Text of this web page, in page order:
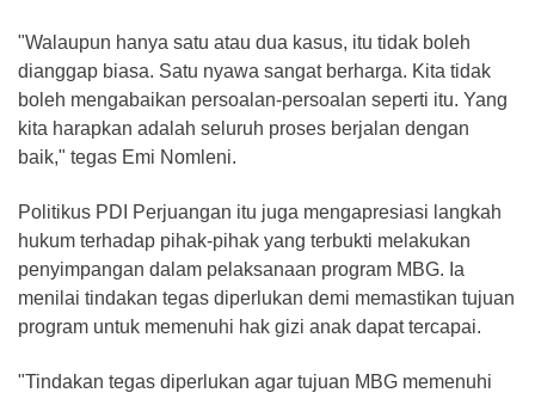
"Walaupun hanya satu atau dua kasus, itu tidak boleh
dianggap biasa. Satu nyawa sangat berharga. Kita tidak
boleh mengabaikan persoalan-persoalan seperti itu. Yang
kita harapkan adalah seluruh proses berjalan dengan
baik," tegas Emi Nomleni.
Politikus PDI Perjuangan itu juga mengapresiasi langkah
hukum terhadap pihak-pihak yang terbukti melakukan
penyimpangan dalam pelaksanaan program MBG. Ia
menilai tindakan tegas diperlukan demi memastikan tujuan
program untuk memenuhi hak gizi anak dapat tercapai.
"Tindakan tegas diperlukan agar tujuan MBG memenuhi